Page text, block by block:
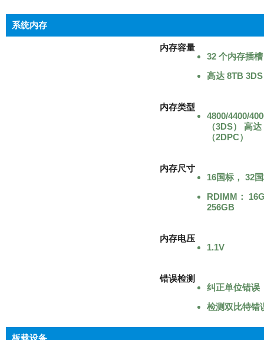
系统内存
内存容量
32 个内存插槽
高达 8TB
内存类型
4800/4400/
（3DS） 高
（2DPC）
内存尺寸
16国标， 32
RDIMM：
256GB
内存电压
1.1V
错误检测
纠正单位错误
检测双比特错